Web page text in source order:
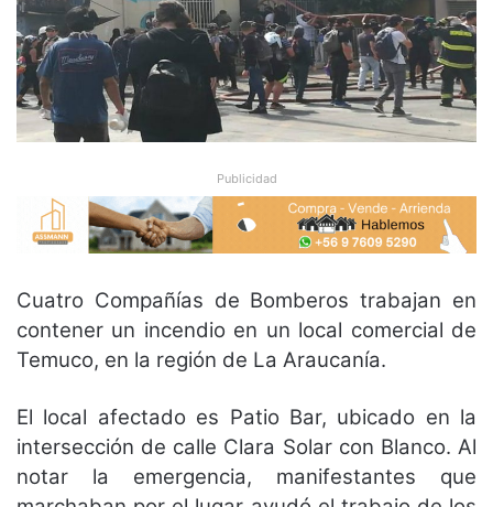
Publicidad
Cuatro Compañías de Bomberos trabajan en
contener un incendio en un local comercial de
Temuco, en la región de La Araucanía.
El local afectado es Patio Bar, ubicado en la
intersección de calle Clara Solar con Blanco. Al
notar la emergencia, manifestantes que